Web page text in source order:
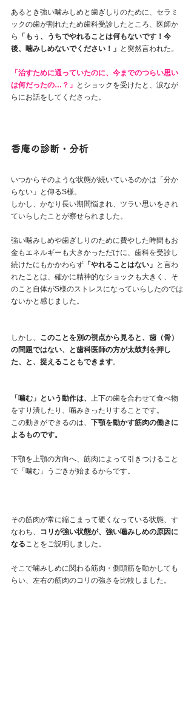
あるとき強い噛みしめと歯ぎしりのために、セラミ
ックの歯が割れたため歯科受診したところ、医師か
ら
「もぅ、うちでやれることは何もないです！今
後、噛みしめないでください！」 と突然言われた。
「治すために通っていたのに、今までのつらい思い
は何だったの…？」 とショックを受けたと、涙なが
らにお話をしてくださった。
香庵の診断・分析
いつからそのような状態が続いているのかは「分か
らない」と仰るS様。
しかし、かなり長い期間悩まれ、ツラい思いをされ
ていらしたことが察せられました。
強い噛みしめや歯ぎしりのために費やした時間もお
金もエネルギーも大きかっただけに、歯科を受診し
続けたにもかかわらず 「やれることはない」 と言わ
れたことは、確かに精神的なショックも大きく、そ
のこと自体がS様のストレスになっていらしたのでは
ないかと感じました。
しかし、 このことを別の視点から見ると、歯（骨）
の問題ではない、と歯科医師の方が太鼓判を押し
た、と、捉えることもできます。
「噛む」という動作は、 上下の歯を合わせて食べ物
をすり潰したり、噛みきったりすることです。
この動きができるのは、 下顎を動かす筋肉の働きに
よるものです。
下顎を上顎の方向へ、筋肉によって引きつけること
で「噛む」うごきが始まるからです。
その筋肉が常に縮こまって硬くなっている状態、す
なわち、 コリが強い状態が、強い噛みしめの原因に
なることをご説明しました。
そこで噛みしめに関わる筋肉・側頭筋を動かしても
らい、左右の筋肉のコリの強さを比較しました。